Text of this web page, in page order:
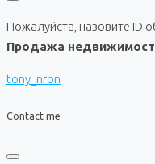
Пожалуйста, назовите ID
Продажа
tony_nron
Contact me